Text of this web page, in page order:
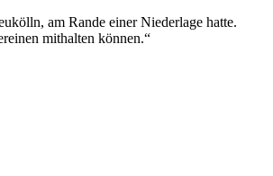
am Rande einer Niederlage hatte.
mithalten können.“